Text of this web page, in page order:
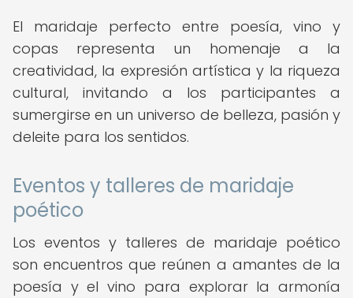
El maridaje perfecto entre poesía, vino y
copas representa un homenaje a la
creatividad, la expresión artística y la riqueza
cultural, invitando a los participantes a
sumergirse en un universo de belleza, pasión y
deleite para los sentidos.
Eventos y talleres de maridaje
poético
Los eventos y talleres de maridaje poético
son encuentros que reúnen a amantes de la
poesía y el vino para explorar la armonía